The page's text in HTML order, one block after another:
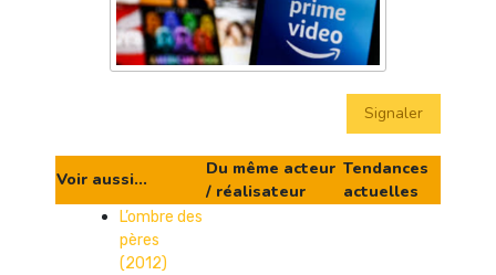
Signaler
Voir aussi...
Du même acteur
/ réalisateur
Tendances
actuelles
L’ombre des
pères
(2012)